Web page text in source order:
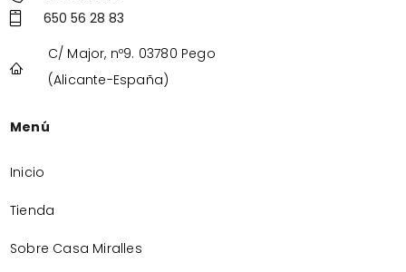
650 56 28 83
C/ Major, nº9. 03780 Pego
(Alicante-España)
Menú
Inicio
Tienda
Sobre Casa Miralles